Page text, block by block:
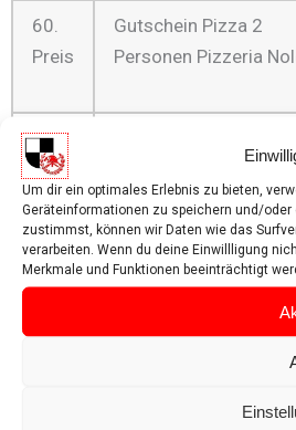
Um dir ein optimales Erlebnis zu bieten,
Geräteinformationen zu speichern und/
zustimmst, können wir Daten wie das
verarbeiten. Wenn du deine Einwillligung
Merkmale und Funktionen beeinträchtigt
60.
Preis
Gutschein Pizza 2
Personen Pizzeria
61.
Preis
Personen Pizzeria
62.
Preis
Sonnenbrille Bliz
63.
Sonnenbrille Bliz
Tageskarte Family